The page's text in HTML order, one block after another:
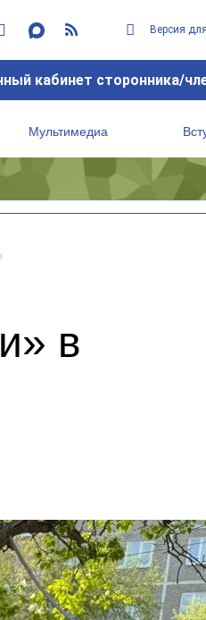
Версия
кабинет сторонника/
Мультимедиа
в